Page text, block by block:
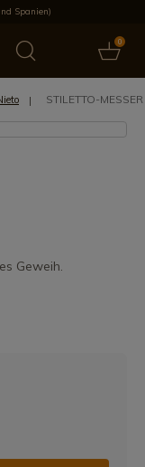
Spanien)
0
Bestseller
STILETTO-
Geweih.